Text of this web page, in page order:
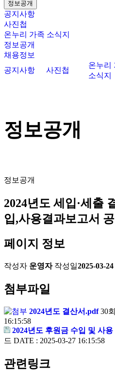
정보공개
공지사항
사진첩
온누리 가족 소식지
정보공개
채용정보
공지사항
사진첩
온누리
소식지
정보공개
정보공개
2024년도 세입·세출
입,사용결과보고서
페이지 정보
작성자 운영자 작성일2025-03-
첨부파일
2024년도 결산서.pdf 30
16:15:58
2024년도 후원금 수입 및 사
드 DATE : 2025-03-27 16:15:58
관련링크